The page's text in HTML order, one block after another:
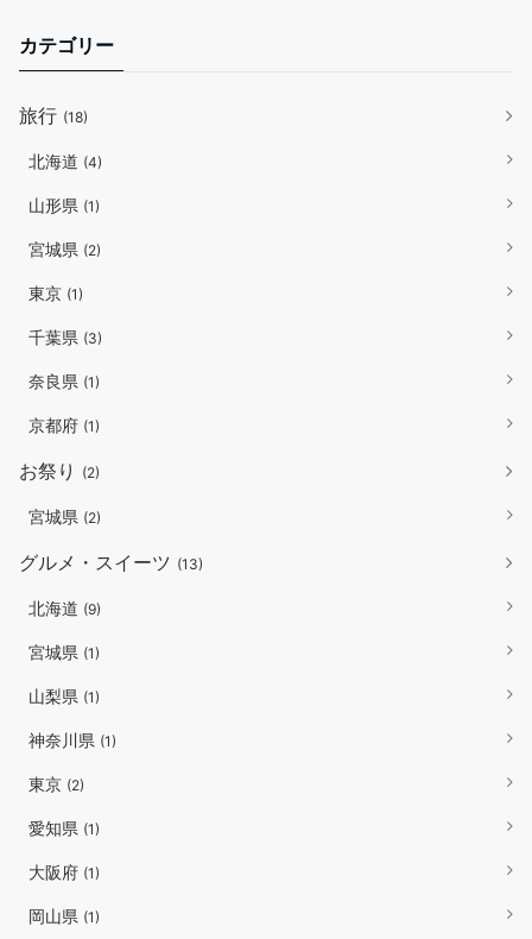
カテゴリー
旅行 (18)
北海道 (4)
山形県 (1)
宮城県 (2)
東京 (1)
千葉県 (3)
奈良県 (1)
京都府 (1)
お祭り (2)
宮城県 (2)
グルメ・スイーツ (13)
北海道 (9)
宮城県 (1)
山梨県 (1)
神奈川県 (1)
東京 (2)
愛知県 (1)
大阪府 (1)
岡山県 (1)